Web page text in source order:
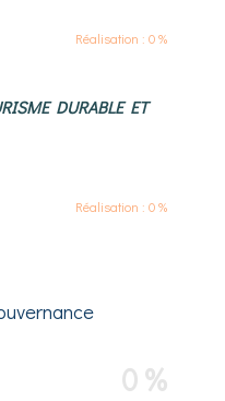
Réalisation : 0 %
DURABLE ET
Réalisation : 0 %
0 %